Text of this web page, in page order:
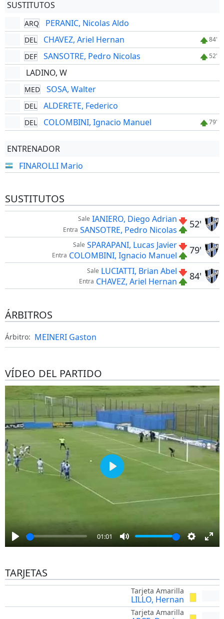
SUSTITUTOS
ARQ PERANIC, Nicolas Aldo
DEL CHAVEZ, Ariel Hernan 84'
DEF SANSOTRE, Pedro Nicolas 52'
LADINO, W
MED SOSA, Walter
DEL ALDERETE, Federico
DEL COLOMBINI, Ignacio Manuel 79'
ENTRENADOR
FINAROLLI Mario
SUSTITUTOS
52'
Sale IANIERO, Diego Adrian
Entra SANSOTRE, Pedro Nicolas
79'
Sale SPARAPANI, Lucas Javier
Entra COLOMBINI, Ignacio Manuel
84'
Sale LUCIATTI, Brian Abel
Entra CHAVEZ, Ariel Hernan
ÁRBITROS
Árbitro: MEINERI Gaston
VÍDEO DEL PARTIDO
Play
01:01
Mute Settings
Play
TARJETAS
Tarjeta Amarilla
LILLO, Hernan
Tarjeta Amarilla